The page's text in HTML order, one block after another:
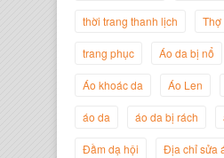
Giám Đốc Công ty
thời trang thanh lịch Thợ
trang phục Áo da bị nổ
Áo khoác da Áo Len
áo da áo da bị rách
Đầm dạ hội Địa chỉ sửa